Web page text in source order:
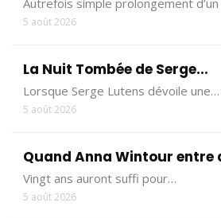
Autrefois simple prolongement
5 août 2026
La Nuit Tombée de Serge...
Lorsque Serge Lutens dévoile une…
5 août 2026
Quand Anna Wintour entre
Vingt ans auront suffi pour…
5 août 2026